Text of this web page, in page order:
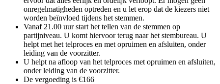
onregelmatigheden optreden en u let erop dat de kiezers niet
worden beïnvloed tijdens het stemmen.
Vanaf 21.00 uur start het tellen van de stemmen op
partijniveau. U komt hiervoor terug naar het stembureau. U
helpt met het telproces en met opruimen en afsluiten, onder
leiding van de voorzitter.
U helpt na afloop van het telproces met opruimen en afsluiten,
onder leiding van de voorzitter.
De vergoeding is €166